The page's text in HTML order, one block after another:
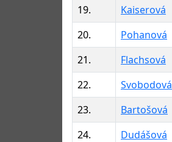
19.
Kaiserová
20.
Pohanová
21.
Flachsová
22.
Svobodová
23.
Bartošová
24.
Dudášová